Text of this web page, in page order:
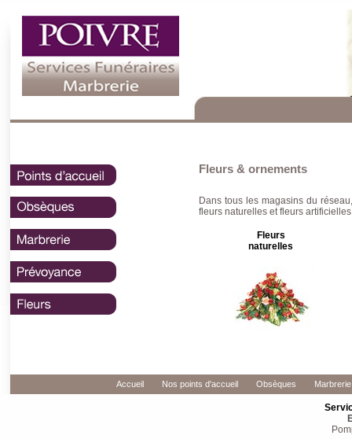
Fleurs & ornements
Dans tous les magasins du
fleurs naturelles et fleurs
Fleurs
naturelles
Accueil Nos points d'accueil Obsèques Marbrerie